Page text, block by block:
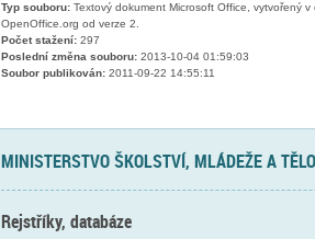
Typ souboru:Textový dokument Microsoft Office, vytvořený
OpenOffice.org od verze 2.
Počet stažení:297
Poslední změna souboru:2013-10-04 01:59:03
Soubor publikován:2011-09-22 14:55:11
MINISTERSTVO ŠKOLSTVÍ, MLÁDEŽE A
Rejstříky, databáze